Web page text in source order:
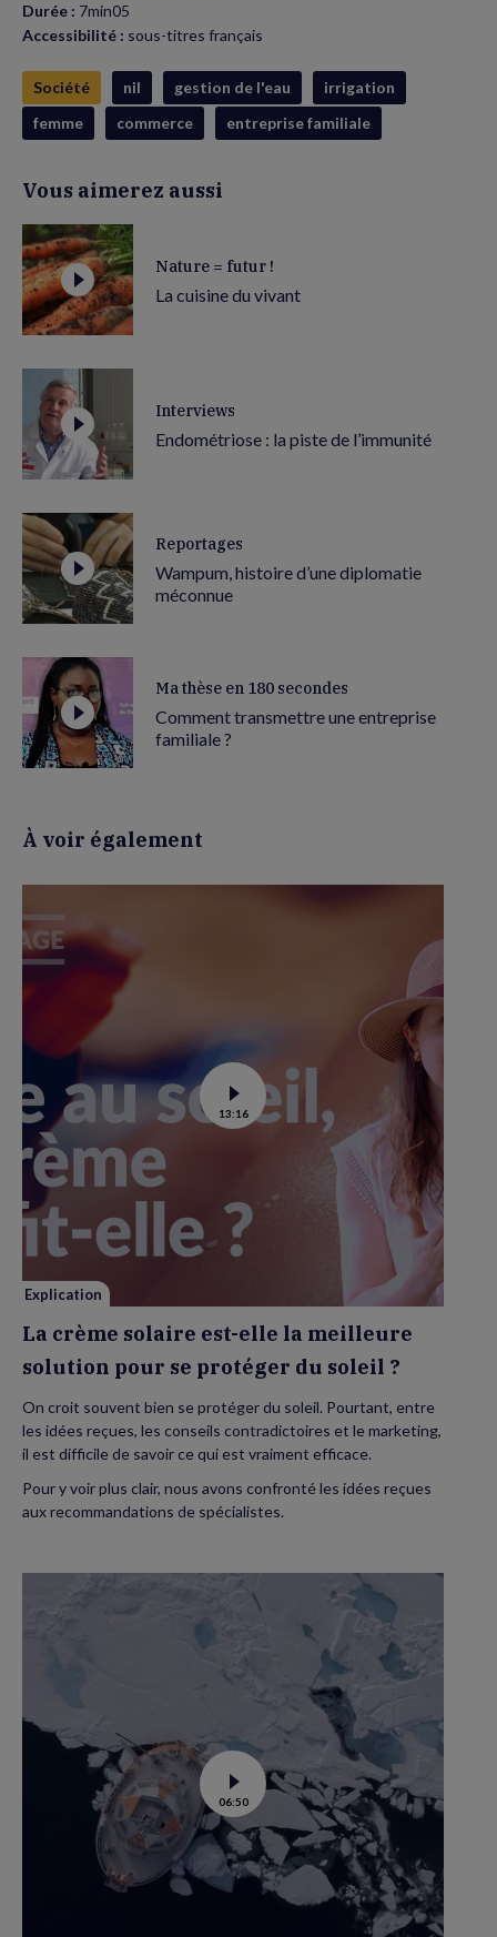
Durée : 7min05
Accessibilité : sous-titres français
Société nil gestion de l'eau
irrigation
femme
commerce entreprise familiale
Vous aimerez aussi
Nature = futur !
La cuisine du vivant
Interviews
Endométriose : la piste de l’immunité
Reportages
Wampum, histoire d’une diplomatie
méconnue
Ma thèse en 180 secondes
Comment transmettre une entreprise
familiale ?
À voir également
Voir
la
vidéo
est-
elle
la
meilleure
solution
protéger
soleil
13:16
Explication
La crème solaire est-elle la meilleure
solution pour se protéger du soleil ?
On croit souvent bien se protéger du soleil. Pourtant, entre
les idées reçues, les conseils contradictoires et le marketing,
il est difficile de savoir ce qui est vraiment efficace.
Pour y voir plus clair, nous avons confronté les idées reçues
aux recommandations de spécialistes.
Voir
la
vidéo
de
Tara
Polar
station
:
06:50